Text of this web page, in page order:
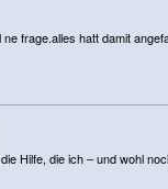
frage.alles hatt damit
Hilfe, die ich – und wohl